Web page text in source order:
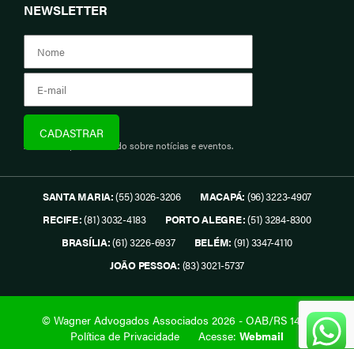
NEWSLETTER
Assine e fique informado sobre notícias e eventos.
SANTA MARIA:(55) 3026-3206 MACAPÁ: (96) 3223-4907
RECIFE:(81) 3032-4183 PORTO ALEGRE:(51) 3284-8300
BRASÍLIA:(61) 3226-6937 BELÉM: (91) 3347-4110
JOÃO PESSOA: (83) 3021-5737
© Wagner Advogados Associados 2026 - OAB/RS 1419.
Política de Privacidade
Acesse: Webmail